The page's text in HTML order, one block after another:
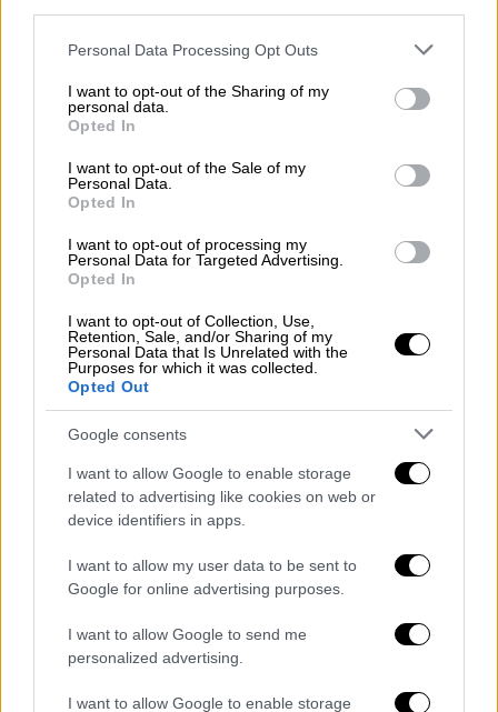
Please note that this website/app uses one or more Google
not limited to your visit or usage behaviour. You may click to
grant or deny consent to Google and its third-party tags to
use your data for below specified purposes in below Google
consent section.
Personal Data Processing Opt Outs
I want to opt-out of the Sharing of my
personal data.
Opted In
I want to opt-out of the Sale of my
Personal Data.
Opted In
I want to opt-out of processing my
Personal Data for Targeted Advertising.
Opted In
I want to opt-out of Collection, Use,
Retention, Sale, and/or Sharing of my
Personal Data that Is Unrelated with the
Purposes for which it was collected.
Opted Out
Google consents
I want to allow Google to enable storage
related to advertising like cookies on web or
device identifiers in apps.
I want to allow my user data to be sent to
Google for online advertising purposes.
I want to allow Google to send me
personalized advertising.
I want to allow Google to enable storage
ώρες και τελικά εντοπίστηκε νεκρή από την
Πυροσβεστική, στα χαλάσματα.
Το 9χρονο παιδί της οικογένειας που
απεγκλωβίστηκε
, τραυματισμένο στο πόδι,
ενώ ο πατέρας είναι καλά στην υγεία του
έχοντας μερικές εκδορές.
ΟΛΕΣ ΟΙ ΕΙΔΗΣΕΙΣ
Παλαιό Φάληρο: Πιθανόν στο εξωτερικό
ο βιαστής με τα τατουάζ - Τα στοιχεία
που έχουν συγκεντρωθεί για την
ταυτότητά του